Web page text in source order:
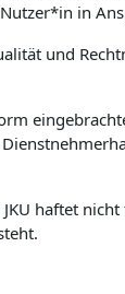
in
und
haftet